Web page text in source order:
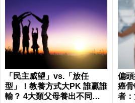
「民主威望」vs.「放任
型」！教養方式大PK 誰贏誰
輸？ 4大類父母養出不同性
偏
癌
者